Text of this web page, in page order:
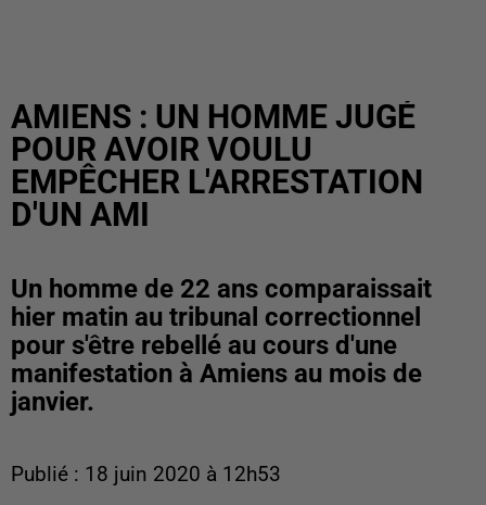
AMIENS : UN HOMME JUGÉ
POUR AVOIR VOULU
EMPÊCHER L'ARRESTATION
D'UN AMI
Un homme de 22 ans comparaissait
hier matin au tribunal correctionnel
pour s'être rebellé au cours d'une
manifestation à Amiens au mois de
janvier.
Publié : 18 juin 2020 à 12h53